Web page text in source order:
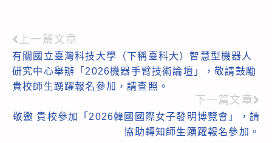
Read
more
articles
上一篇文章
有關國立臺灣科技大學（下稱臺科大）智慧型機器人
研究中心舉辦「2026機器手臂技術論壇」，敬請鼓勵
貴校師生踴躍報名參加，請查照。
下一篇文章
敬邀 貴校參加「2026韓國國際女子發明博覽會」，請
協助轉知師生踴躍報名參加。